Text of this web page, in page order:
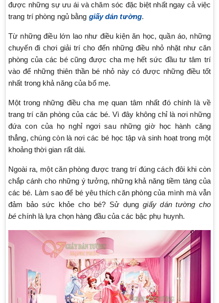
được những sự ưu ái và chăm sóc đặc biệt nhất ngay cả việc
trang trí phòng ngủ bằng giấy dán tường.
Từ những điều lớn lao như điều kiện ăn học, quần áo, những
chuyến đi chơi giải trí cho đến những điều nhỏ nhặt như căn
phòng của các bé cũng được cha mẹ hết sức đầu tư tâm trí
vào để những thiên thần bé nhỏ này có được những điều tốt
nhất trong khả năng của bố mẹ.
Một trong những điều cha mẹ quan tâm nhất đó chính là về
trang trí căn phòng của các bé. Vì đây không chỉ là nơi những
đứa con của họ nghỉ ngơi sau những giờ học hành căng
thẳng, chúng còn là nơi các bé học tập và sinh hoạt trong một
khoảng thời gian rất dài.
Ngoài ra, một căn phòng được trang trí đúng cách đôi khi còn
chắp cánh cho những ý tưởng, những khả năng tiềm tàng của
các bé. Làm sao để bé yêu thích căn phòng của mình mà vẫn
đảm bảo sức khỏe cho bé? Sử dụnggiấy dán tường cho
bé chính là lựa chọn hàng đầu của các bậc phụ huynh.